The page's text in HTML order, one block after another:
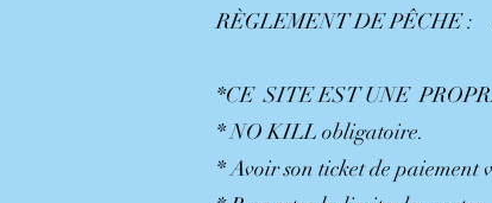
RÈGLEMENT DE PÊCHE
*CE SITE EST UNE
* NO KILL obligatoire.
* Avoir son ticket de paiement